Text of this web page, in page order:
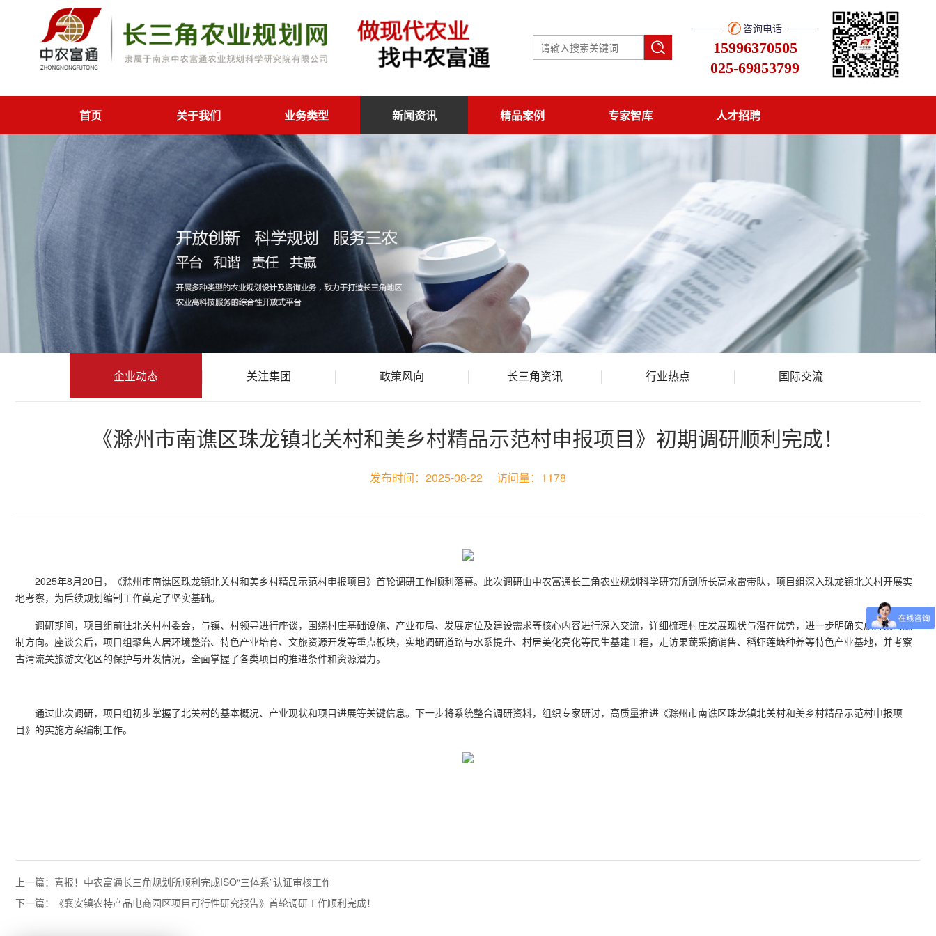
咨询电话
15996370505
025-69853799
首页 关于我们 业务类型 新闻资讯 精品案例 专家智库 人才招聘
企业动态 关注集团 政策风向 长三角资讯 行业热点 国际交流
《滁州市南谯区珠龙镇北关村和美乡村精品示范村申报项目》初期调研顺利完成！
发布时间： 2025-08-22 访问量： 1178
2025年8月20日，《滁州市南谯区珠龙镇北关村和美乡村精品示范村申报项目》首轮调研工作顺利落幕。此次调研由中农富通长三角农业规划科学研究所副所长高永雷带队，项目组深入珠龙镇北关村开展实
地考察，为后续规划编制工作奠定了坚实基础。
调研期间，项目组前往北关村村委会，与镇、村领导进行座谈，围绕村庄基础设施、产业布局、发展定位及建设需求等核心内容进行深入交流，详细梳理村庄发展现状与潜在优势，进一步明确实施方案的编
制方向。座谈会后，项目组聚焦人居环境整治、特色产业培育、文旅资源开发等重点板块，实地调研道路与水系提升、村居美化亮化等民生基建工程，走访果蔬采摘销售、稻虾莲塘种养等特色产业基地，并考察
古清流关旅游文化区的保护与开发情况，全面掌握了各类项目的推进条件和资源潜力。
通过此次调研，项目组初步掌握了北关村的基本概况、产业现状和项目进展等关键信息。下一步将系统整合调研资料，组织专家研讨，高质量推进《滁州市南谯区珠龙镇北关村和美乡村精品示范村申报项
目》的实施方案编制工作。
上一篇：喜报！中农富通长三角规划所顺利完成ISO“三体系”认证审核工作
下一篇：《襄安镇农特产品电商园区项目可行性研究报告》首轮调研工作顺利完成！